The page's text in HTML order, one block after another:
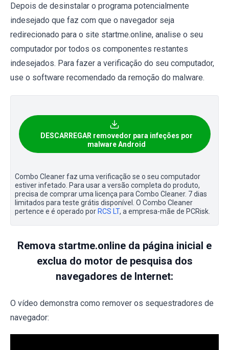
Depois de desinstalar o programa potencialmente
indesejado que faz com que o navegador seja
redirecionado para o site startme.online, analise o seu
computador por todos os componentes restantes
indesejados. Para fazer a verificação do seu computador,
use o software recomendado da remoção do malware.
DESCARREGAR removedor para infeções por
malware Android
Combo Cleaner faz uma verificação se o seu computador
estiver infetado. Para usar a versão completa do produto,
precisa de comprar uma licença para Combo Cleaner. 7 dias
limitados para teste grátis disponível. O Combo Cleaner
pertence e é operado por RCS LT, a empresa-mãe de PCRisk.
Remova startme.online da página inicial e
exclua do motor de pesquisa dos
navegadores de Internet:
O vídeo demonstra como remover os sequestradores de
navegador: